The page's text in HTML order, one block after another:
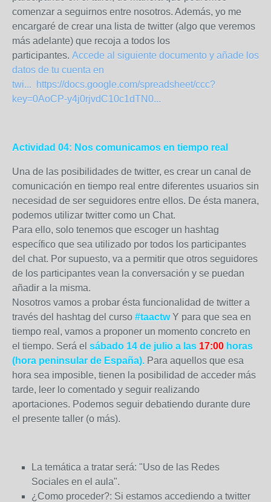
comenzar a seguirnos entre nosotros. Además, yo me
encargaré de crear una lista de twitter (algo que veremos
más adelante) que recoja a todos los
participantes. Accede al siguiente documento y añade los
datos de tu cuenta en
twi...
https://docs.google.com/spreadsheet/ccc?
key=0AoCP-y4j0rjvdC10c1dTN0...
Actividad 04: Nos comunicamos en tiempo real
Una de las posibilidades de twitter, es crear un canal de
comunicación en tiempo real entre diferentes usuarios sin
necesidad de ser seguidores entre ellos. De ésta manera,
podemos utilizar twitter como un Chat.
Para ello, solo tenemos que escoger un hashtag
específico que sea utilizado por todos los participantes
del chat. Por supuesto, va a permitir que otros seguidores
de los participantes vean la conversación y se puedan
añadir a la misma.
Nosotros vamos a probar ésta funcionalidad de twitter a
través del hashtag del curso #taactwY para que sea en
tiempo real, vamos a proponer un momento concreto en
el tiempo. Será el sábado 14 de julio a las 17:00 horas
(hora peninsular de España). Para aquellos que esa
hora sea imposible, tienen la posibilidad de acceder más
tarde, leer lo comentado y seguir realizando
aportaciones. Podemos seguir debatiendo durante dure
el presente taller (o más).
La temática a tratar será: "Uso de las Redes
Sociales en el aula".
¿Como proceder?: Si estamos accediendo a twitter